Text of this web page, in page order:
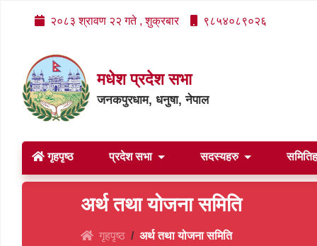
२०८३ श्रावण २२ गते , शुक्रबार ९८५४०८९०२६
मधेश प्रदेश सभा
जनकपुरधाम, धनुषा, नेपाल
गृहपृष्ठ प्रदेश सभा सदस्यहरु
अर्थ तथा योजना समिति
गृहपृष्ठ अर्थ तथा योजना समिति